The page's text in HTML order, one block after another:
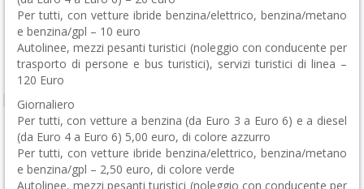
Per tutti, con vetture ibride benzina/elettrico, benzina/metano
e benzina/gpl – 10 euro
Autolinee, mezzi pesanti turistici (noleggio con conducente per
trasporto di persone e bus turistici), servizi turistici di linea –
120 Euro
Giornaliero
Per tutti, con vetture a benzina (da Euro 3 a Euro 6) e a diesel
(da Euro 4 a Euro 6) 5,00 euro, di colore azzurro
Per tutti, con vetture ibride benzina/elettrico, benzina/metano
e benzina/gpl – 2,50 euro, di colore verde
Autolinee, mezzi pesanti turistici (noleggio con conducente per